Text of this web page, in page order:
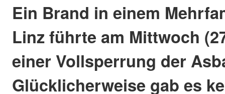
Ein Brand in einem
Linz führte am Mittwoch
einer Vollsperrung der
Glücklicherweise gab es